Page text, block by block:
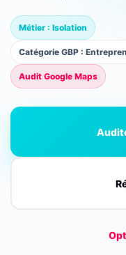
Métier : Isolation
Catégorie GBP :
Audit Google Maps